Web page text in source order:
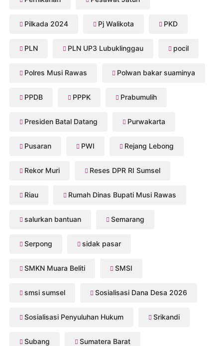
Pilkada 2024 Pj Walikota PKD
PLN PLN UP3 Lubuklinggau pocil
Polres Musi Rawas Polwan bakar suaminya
PPDB PPPK Prabumulih
Presiden Batal Datang Purwakarta
Pusaran PWI Rejang Lebong
Rekor Muri Reses DPR RI Sumsel
Riau Rumah Dinas Bupati Musi Rawas
salurkan bantuan Semarang
Serpong sidak pasar
SMKN Muara Beliti SMSI
smsi sumsel Sosialisasi Dana Desa 2026
Sosialisasi Penyuluhan Hukum Srikandi
Subang Sumatera Barat